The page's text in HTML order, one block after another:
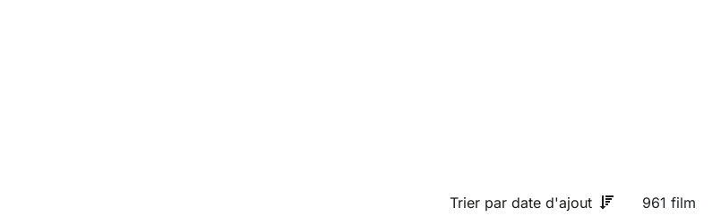
Trier par date d'ajout 961 film